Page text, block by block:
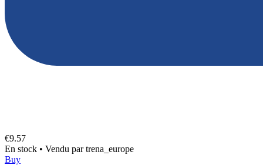
€9.57
En stock • Vendu partrena_europe
Buy